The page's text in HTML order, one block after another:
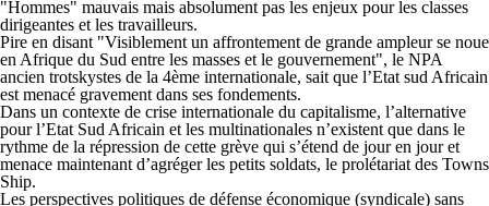
"Hommes" mauvais mais absolument pas les enjeux pour les classes
dirigeantes et les travailleurs.
Pire en disant "Visiblement un affrontement de grande ampleur se noue
en Afrique du Sud entre les masses et le gouvernement", le NPA
ancien trotskystes de la 4ème internationale, sait que l’Etat sud Africain
est menacé gravement dans ses fondements.
Dans un contexte de crise internationale du capitalisme, l’alternative
pour l’Etat Sud Africain et les multinationales n’existent que dans le
rythme de la répression de cette grève qui s’étend de jour en jour et
menace maintenant d’agréger les petits soldats, le prolétariat des Towns
Ship.
Les perspectives politiques de défense économique (syndicale) sans